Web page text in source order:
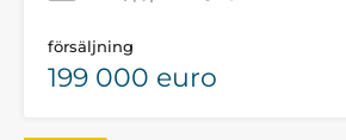
försäljning
199 000 euro